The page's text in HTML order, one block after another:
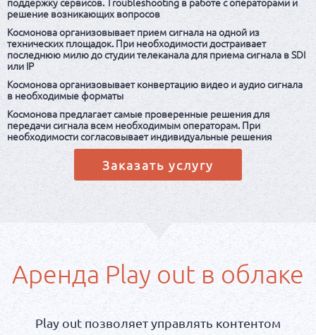
решение возникающих вопросов
Космонова организовывает прием сигнала на одной из
технических площадок. При необходимости достраивает
последнюю милю до студии телеканала для приема сигнала в SDI
или IP
Космонова организовывает конвертацию видео и аудио сигнала
в необходимые форматы
Космонова предлагает самые проверенные решения для
передачи сигнала всем необходимым операторам. При
необходимости согласовывает индивидуальные решения
Заказать услугу
Аренда Play out в облаке
Play out позволяет управлять контентом